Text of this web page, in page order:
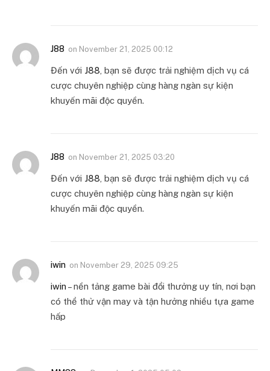
J88 on November 21, 2025 00:12
Đến với J88 , bạn sẽ được trải nghiệm dịch vụ cá
cược chuyên nghiệp cùng hàng ngàn sự kiện
khuyến mãi độc quyền.
J88 on November 21, 2025 03:20
Đến với J88 , bạn sẽ được trải nghiệm dịch vụ cá
cược chuyên nghiệp cùng hàng ngàn sự kiện
khuyến mãi độc quyền.
iwin on November 29, 2025 09:25
iwin – nền tảng game bài đổi thưởng uy tín, nơi bạn
có thể thử vận may và tận hưởng nhiều tựa game
hấp